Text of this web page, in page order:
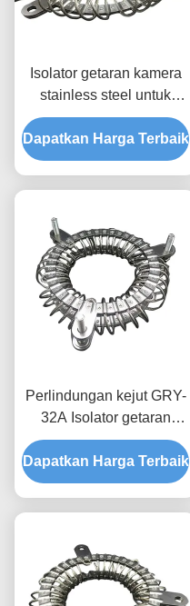
Isolator getaran kamera
stainless steel untuk
fotografi udara Drone Gry
Series
Dapatkan Harga Terbaik
Perlindungan kejut GRY-
32A Isolator getaran
kamera stainless steel
untuk UAV udara
Dapatkan Harga Terbaik